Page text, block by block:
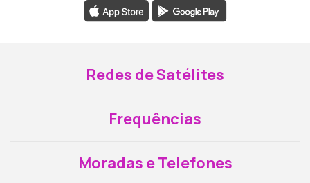
Redes de Satélites
Frequências
Moradas e Telefones